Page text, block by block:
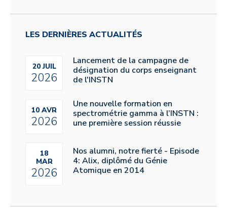
LES DERNIÈRES ACTUALITÉS
20 JUIL
2026
Lancement de la campagne de
désignation du corps enseignant
de l'INSTN
10 AVR
2026
Une nouvelle formation en
spectrométrie gamma à l’INSTN :
une première session réussie
18
MAR
2026
Nos alumni, notre fierté - Episode
4: Alix, diplômé du Génie
Atomique en 2014